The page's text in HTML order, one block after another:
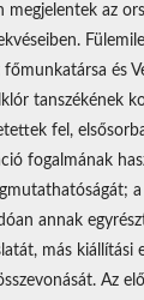
az
és
tanszékének
fel,
fogalmának
annak
más kiállítási
Az